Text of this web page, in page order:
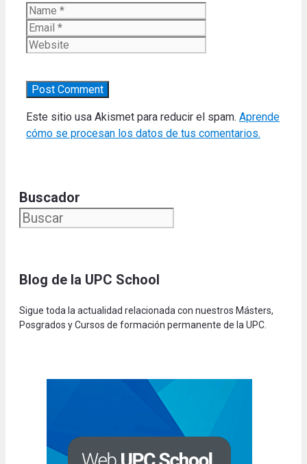
Name
Este sitio usa Akismet para reducir el spam. Aprende
cómo se procesan los datos de tus comentarios.
Buscador
Blog de la UPC School
Sigue toda la actualidad relacionada con nuestros Másters,
Posgrados y Cursos de formación permanente de la UPC.